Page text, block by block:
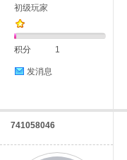
初级玩家
积分 1
发消息
741058046